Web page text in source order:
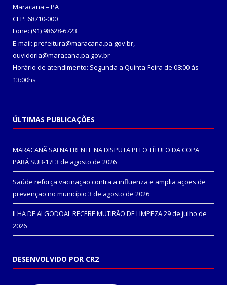
Maracanã – PA
CEP: 68710-000
Fone: (91) 98628-6723
E-mail: prefeitura@maracana.pa.gov.br,
ouvidoria@maracana.pa.gov.br
Horário de atendimento: Segunda a Quinta-Feira de 08:00 às
13:00hs
ÚLTIMAS PUBLICAÇÕES
MARACANÃ SAI NA FRENTE NA DISPUTA PELO TÍTULO DA COPA
PARÁ SUB-17! 3 de agosto de 2026
Saúde reforça vacinação contra a influenza e amplia ações de
prevenção no município 3 de agosto de 2026
ILHA DE ALGODOAL RECEBE MUTIRÃO DE LIMPEZA29 de julho de
2026
DESENVOLVIDO POR CR2